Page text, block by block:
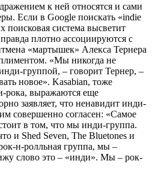
к ней относятся и сами
Если в Google поискать «indie
поисковая система высветит
плотно ассоциируются с
«мартышек» Алекса Тернера
«Мы никогда не
группой, – говорит Тернер, –
новое». Kasabian, тоже
рока, выражаются еще
заявляет, что ненавидит инди-
совершенно согласен: «Самое
в том, что мы инди-группа.
и Shed Seven, The Bluetones и
н-ролльная группа, мы –
слово это – «инди». Мы – рок-